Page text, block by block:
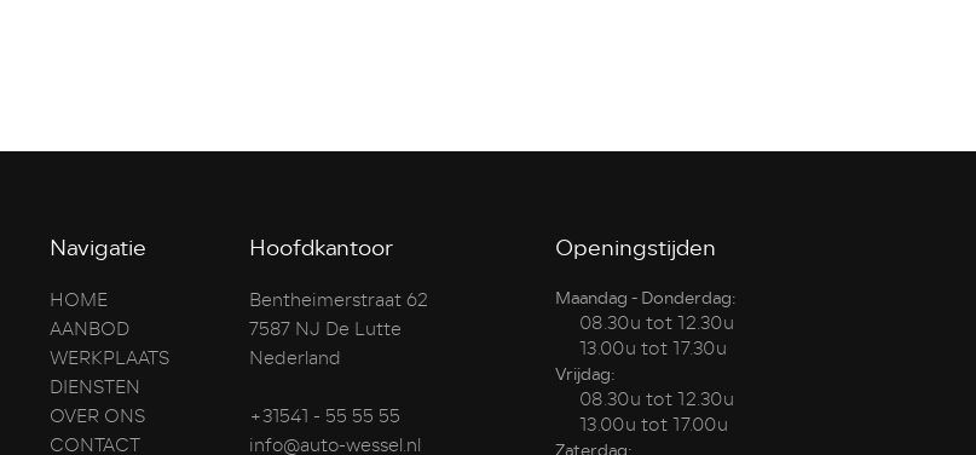
Navigatie
HOME
AANBOD
WERKPLAATS
DIENSTEN
OVER ONS
CONTACT
Hoofdkantoor
Bentheimerstraat 62
7587 NJ De Lutte
Nederland
+31541 - 55 55 55
info@auto-wessel.nl
Openingstijden
Maandag - Donderdag:
08.30u tot 12.30u
13.00u tot 17.30u
Vrijdag:
08.30u tot 12.30u
13.00u tot 17.00u